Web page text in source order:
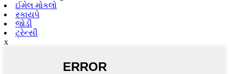
ઈમેલ મોકલો
સ્કાયપે
જોડી
ટ્રેન્સી
x